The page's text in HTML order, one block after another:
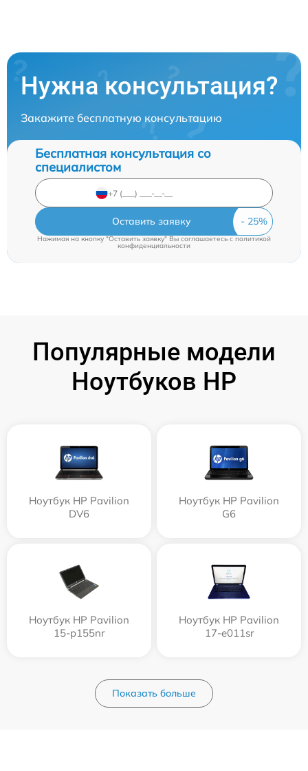
Нужна консультация?
Закажите бесплатную консультацию
Бесплатная консультация со
специалистом
Оставить заявку
Нажимая на кнопку "Оставить заявку" Вы соглашаетесь cполитикой
конфиденциальности
Популярные модели
Ноутбуков HP
Ноутбук HP Pavilion
DV6
Ноутбук HP Pavilion
G6
Ноутбук HP Pavilion
15-p155nr
Ноутбук HP Pavilion
17-e011sr
Показать больше